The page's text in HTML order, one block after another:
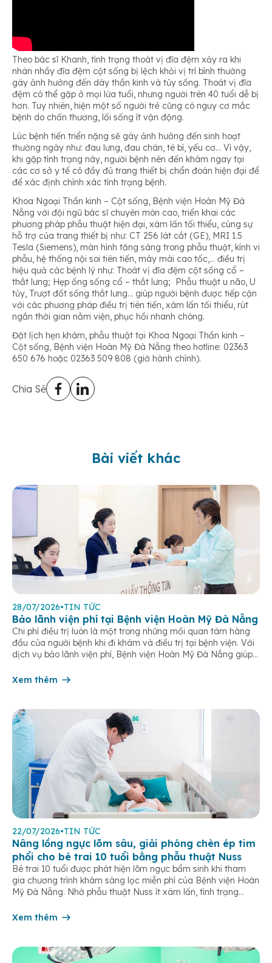
Theo bác sĩ Khanh, tình trạng thoát vị đĩa đệm xảy ra khi
nhân nhầy đĩa đệm cột sống bị lệch khỏi vị trí bình thường
gây ảnh hưởng đến dây thần kinh và tủy sống. Thoát vị đĩa
đệm có thể gặp ở mọi lứa tuổi, nhưng người trên 40 tuổi dễ bị
hơn. Tuy nhiên, hiện một số người trẻ cũng có nguy cơ mắc
bệnh do chấn thương, lối sống ít vận động.
Lúc bệnh tiến triển nặng sẽ gây ảnh hưởng đến sinh hoạt
thường ngày như: đau lưng, đau chân, tê bì, yếu cơ… Vì vậy,
khi gặp tình trạng này, người bệnh nên đến khám ngay tại
các cơ sở y tế có đầy đủ trang thiết bị chẩn đoán hiện đại để
để xác định chính xác tình trạng bệnh.
Khoa Ngoại Thần kinh – Cột sống, Bệnh viện Hoàn Mỹ Đà
Nẵng với đội ngũ bác sĩ chuyên môn cao, triển khai các
phương pháp phẫu thuật hiện đại, xâm lấn tối thiểu, cùng sự
hỗ trợ của trang thiết bị như: CT 256 lát cắt (GE), MRI 1.5
Tesla (Siemens), màn hình tăng sáng trong phẫu thuật, kính vi
phẫu, hệ thống nội soi tiên tiến, máy mài cao tốc,… điều trị
hiệu quả các bệnh lý như: Thoát vị đĩa đệm cột sống cổ –
thắt lưng; Hẹp ống sống cổ – thắt lưng; Phẫu thuật u não, U
tủy, Trượt đốt sống thắt lưng… giúp người bệnh được tiếp cận
với các phương pháp điều trị tiên tiến, xâm lấn tối thiểu, rút
ngắn thời gian nằm viện, phục hồi nhanh chóng.
Đặt lịch hẹn khám, phẫu thuật tại Khoa Ngoại Thần kinh –
Cột sống, Bệnh viện Hoàn Mỹ Đà Nẵng theo hotline: 02363
650 676 hoặc 02363 509 808 (giờ hành chính).
Chia Sẻ
Bài viết khác
28/07/2026•TIN TỨC
Bảo lãnh viện phí tại Bệnh viện Hoàn Mỹ Đà Nẵng
Chi phí điều trị luôn là một trong những mối quan tâm hàng
đầu của người bệnh khi đi khám và điều trị tại bệnh viện. Với
dịch vụ bảo lãnh viện phí, Bệnh viện Hoàn Mỹ Đà Nẵng giúp
tục thanh toán […]
Xem thêm
22/07/2026•TIN TỨC
Nâng lồng ngực lõm sâu, giải phóng chèn ép tim
phổi cho bé trai 10 tuổi bằng phẫu thuật Nuss
Bé trai 10 tuổi được phát hiện lõm ngực bẩm sinh khi tham
gia chương trình khám sàng lọc miễn phí của Bệnh viện Hoàn
Mỹ Đà Nẵng. Nhờ phẫu thuật Nuss ít xâm lấn, tình trạng
ngày điều trị. Lõm ngực […]
Xem thêm